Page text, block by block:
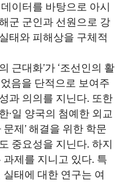
이터를 바탕으로 아시
군 군인과 선원으로 강
태와 피해상을 구체적
근대화’가 ‘조선인의 활
음을 단적으로 보여주
과 의의를 지닌다. 또한
·일 양국의 첨예한 외교
제’ 해결을 위한 학문
중요성을 지닌다. 하지
제를 지니고 있다. 특
태에 대한 연구는 여